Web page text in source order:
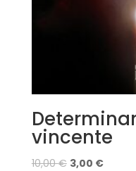
vincente
10,00€ 3,00 €